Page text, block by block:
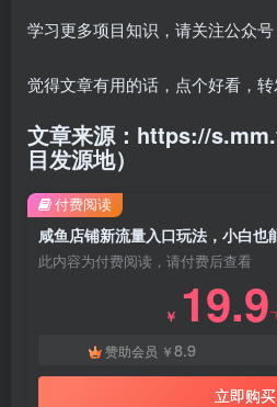
学习更多项目知识，请关注公众
觉得文章有用的话，点个好看，转
文章来源：https://
目发源地）
此内容为付费阅读，请付费后查看
￥ 19.9
赞助会员 ￥8.9
立即购买
付费阅读